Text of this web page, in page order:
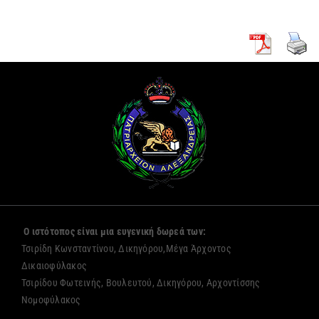
Ο ιστότοπος είναι μια ευγενική δωρεά των:
Τσιρίδη Κωνσταντίνου, Δικηγόρου,Μέγα Άρχοντος
Δικαιοφύλακος
Τσιρίδου Φωτεινής, Βουλευτού, Δικηγόρου, Αρχοντίσσης
Νομοφύλακος